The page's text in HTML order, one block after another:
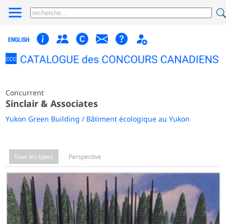
ENGLISH
Concurrent
Sinclair & Associates
Yukon Green Building / Bâtiment écologique au Yukon
Tous les types Perspective